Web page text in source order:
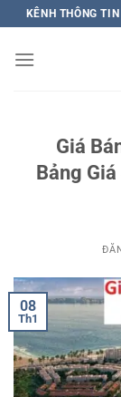
qua
nội
KÊNH THÔNG
Giá
Bảng
08
Th1